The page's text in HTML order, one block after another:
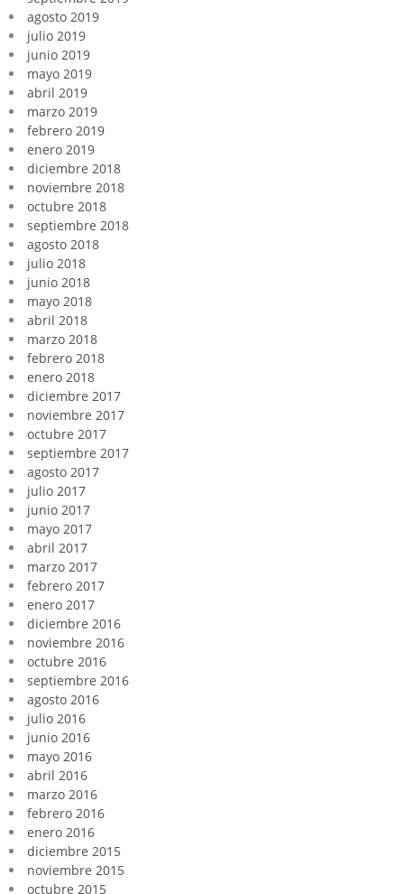
agosto 2019
julio 2019
junio 2019
mayo 2019
abril 2019
marzo 2019
febrero 2019
enero 2019
diciembre 2018
noviembre 2018
octubre 2018
septiembre 2018
agosto 2018
julio 2018
junio 2018
mayo 2018
abril 2018
marzo 2018
febrero 2018
enero 2018
diciembre 2017
noviembre 2017
octubre 2017
septiembre 2017
agosto 2017
julio 2017
junio 2017
mayo 2017
abril 2017
marzo 2017
febrero 2017
enero 2017
diciembre 2016
noviembre 2016
octubre 2016
septiembre 2016
agosto 2016
julio 2016
junio 2016
mayo 2016
abril 2016
marzo 2016
febrero 2016
enero 2016
diciembre 2015
noviembre 2015
octubre 2015